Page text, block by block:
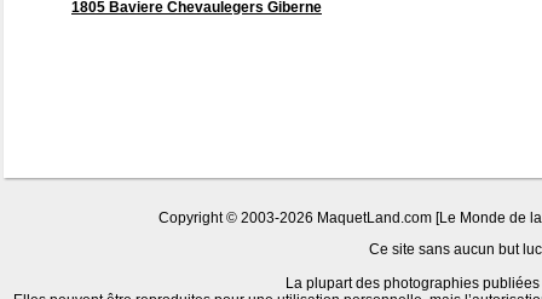
1805 Baviere Chevaulegers Giberne
Copyright © 2003-2026 MaquetLand.com [Le Monde de
Ce site sans aucun but
La plupart des photographies